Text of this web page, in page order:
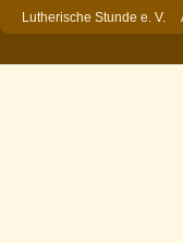
Lutherische Stunde e.